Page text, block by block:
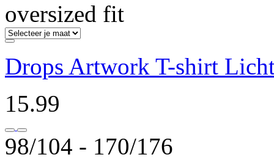
oversized fit
Drops Artwork T-shirt
15.99
98/104 ‐ 170/176